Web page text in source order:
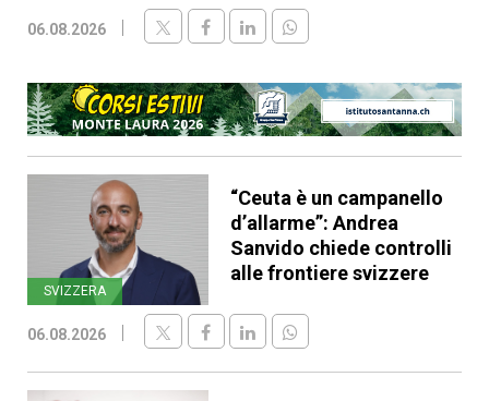
06.08.2026
SVIZZERA
“Ceuta è un campanello
d’allarme”: Andrea
Sanvido chiede controlli
alle frontiere svizzere
06.08.2026